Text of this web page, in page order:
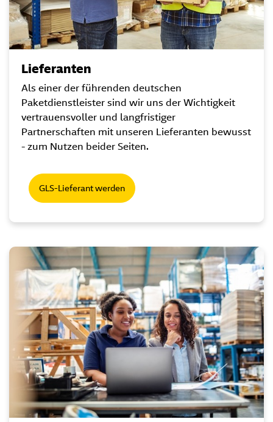
Lieferanten
Als einer der führenden deutschen
Paketdienstleister sind wir uns der Wichtigkeit
vertrauensvoller und langfristiger
Partnerschaften mit unseren Lieferanten bewusst
- zum Nutzen beider Seiten.
GLS-Lieferant werden